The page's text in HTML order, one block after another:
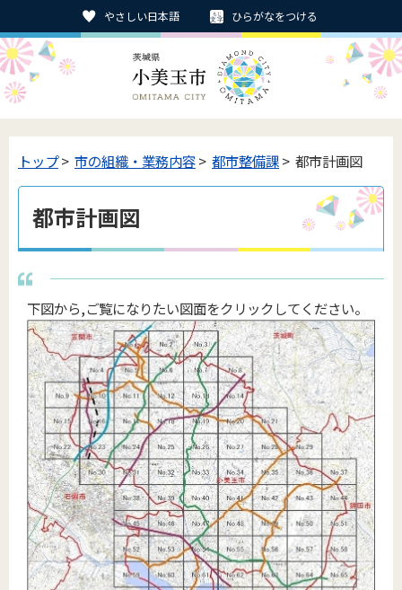
やさしい日本語 ひらがなをつける
トップ> 市の組織・業務内容> 都市整備課> 都市計画図
都市計画図
下図から,ご覧になりたい図面をクリックしてください。